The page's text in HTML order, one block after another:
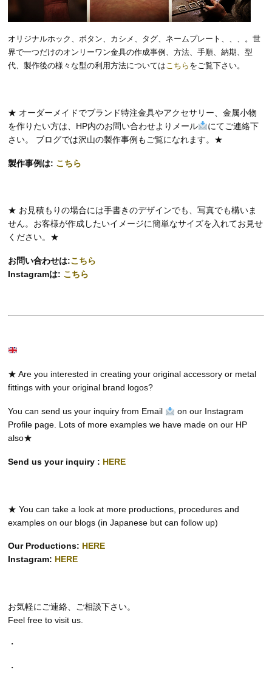
オリジナルホック、ボタン、カシメ、タグ、ネームプレート、、、。世
界で一つだけのオンリーワン金具の作成事例、方法、手順、納期、型
代、製作後の様々な型の利用方法についてはこちら をご覧下さい。
★ オーダーメイドでブランド特注金具やアクセサリー、金属小物
を作りたい方は、HP内のお問い合わせよりメール
にてご連絡下
さい。 ブログでは沢山の製作事例もご覧になれます。★
製作事例は: こちら
★ お見積もりの場合には手書きのデザインでも、写真でも構いま
せん。お客様が作成したいイメージに簡単なサイズを入れてお見せ
ください。★
お問い合わせは:こちら
Instagramは: こちら
★ Are you interested in creating your original accessory or metal
fittings with your original brand logos?
You can send us your inquiry from Email
on our Instagram
Profile page. Lots of more examples we have made on our HP
also★
Send us your inquiry : HERE
★ You can take a look at more productions, procedures and
examples on our blogs (in Japanese but can follow up)
Our Productions: HERE
Instagram: HERE
お気軽にご連絡、ご相談下さい。
Feel free to visit us.
・
・